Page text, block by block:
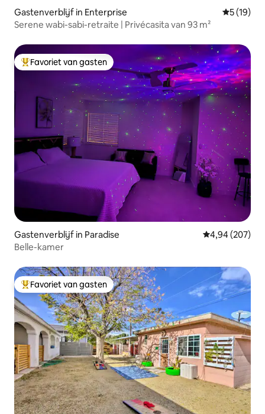
Gastenverblijf in Enterprise
5 (19)
Serene wabi-sabi-retraite | Privécasita van 93 m²
Topfavoriet van gasten
Favoriet van gasten
Gastenverblijf in Paradise Gemiddelde
4,94 (207)
Belle-kamer
Topfavoriet van gasten
Favoriet van gasten